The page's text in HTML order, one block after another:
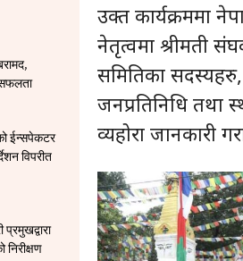
सफलता
ईन्सपेकटर
विपरीत
निरीक्षण
उक्त कार्यक्रममा
नेतृत्वमा श्रीमती
समितिका सदस्यहरु,
जनप्रतिनिधि तथा
व्यहोरा जानकारी